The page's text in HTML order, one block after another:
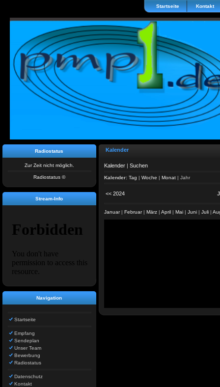
Startseite Kontakt
Radiostatus
Zur Zeit nicht möglich.
Radiostatus ©
Stream-Info
Navigation
Startseite
Empfang
Sendeplan
Unser Team
Bewerbung
Radiostatus
Datenschutz
Kontakt
Kalender
Kalender | Suchen
Kalender: Tag | Woche | Monat | Jahr
<< 2024
Januar| Februar| März | April | Mai | Juni | Juli |